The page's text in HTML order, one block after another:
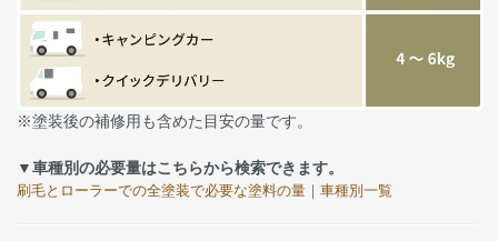
※塗装後の補修用も含めた目安の量です。
▼車種別の必要量はこちらから検索できます。
刷毛とローラーでの全塗装で必要な塗料の量｜車種別一覧